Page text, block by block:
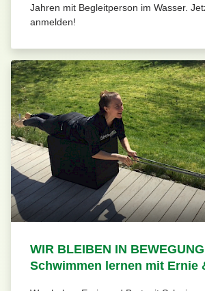
Jahren mit Begleitperson im Wasser.
anmelden!
WIR BLEIBEN IN
Schwimmen lernen mit Ernie